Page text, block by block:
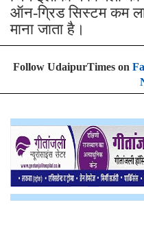
ऑन-ग्रिड सिस्टम कम
माना जाता है।
Follow UdaipurTimes on